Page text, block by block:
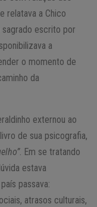
relatava a Chico
escrito por
a
o momento de
da
externou ao
de sua psicografia,
. Em se tratando
estava
passava:
atrasos culturais,